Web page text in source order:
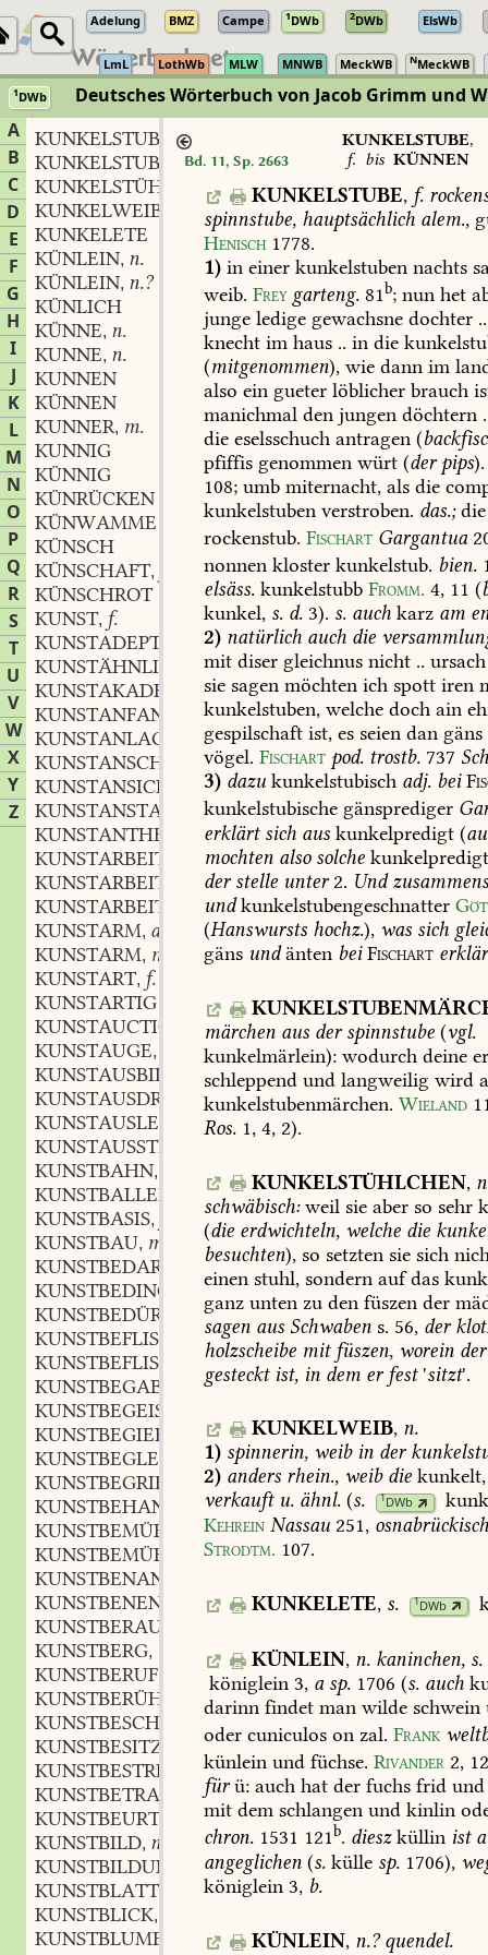
Adelung BMZ Campe 1DWb 2DWb ElsWb
LmL LothWb MLW MNWB MeckWB NMeckWB
1DWb Deutsches Wörterbuch von Jacob Grimm und
A
B
C
D
E
F
G
H
I
J
K
L
M
N
O
P
Q
R
S
T
U
V
W
X
Y
Z
KUNKELSTUBE ,f.
KUNKELSTUBENMÄRCHEN
KUNKELSTÜHLCHEN
,n.
KUNKELWEIB
KUNKELETE
KÜNLEIN, n.
KÜNLEIN, n.?
KÜNLICH
KÜNNE, n.
KUNNE, n.
KUNNEN
KÜNNEN
KUNNER, m.
KUNNIG
KÜNNIG
KÜNRÜCKEN
KÜNWAMME
KÜNSCH
KÜNSCHAFT,
KÜNSCHROT
KUNST, f.
KUNSTADEPT
KUNSTÄHNLICH
KUNSTAKADEMIE
,f.
KUNSTANFANG
m.
KUNSTANLAGE
KUNSTANSCHAUUNG,f.
KUNSTANSICHT
KUNSTANSTALT
f.
KUNSTANTHEIL
m.
KUNSTARBEIT
KUNSTARBEITEND
KUNSTARBEITER
m.
KUNSTARM, adj.
KUNSTARM, m.
KUNSTART, f.
KUNSTARTIG
KUNSTAUCTION
KUNSTAUGE,
KUNSTAUSBILDUNG,f.
KUNSTAUSDRUCK
,m.
KUNSTAUSLEGUNG,f.
KUNSTAUSSTELLUNG
KUNSTBAHN,
KUNSTBALLEN
KUNSTBASIS,
KUNSTBAU, m.
KUNSTBEDARF
KUNSTBEDINGUNG,f.
KUNSTBEDÜRFNIS
,n.
KUNSTBEFLISSEN
KUNSTBEFLISSENHEIT,f.
KUNSTBEGABT
KUNSTBEGEISTERUNG
KUNSTBEGIERIG
KUNSTBEGLEITER
,m.
KUNSTBEGRIFF
KUNSTBEHANDLUNG,f.
KUNSTBEMÜHEN
n.
KUNSTBEMÜHUNG,f.
KUNSTBENANNT
KUNSTBENENNUNG, f.
KUNSTBERAUBUNG
KUNSTBERG,
KUNSTBERUF
KUNSTBERÜHMT
KUNSTBESCHAUUNG
KUNSTBESITZ
KUNSTBESTREBUNG,f.
KUNSTBETRACHTUNG, f.
KUNSTBEURTHEILER, m.
KUNSTBILD, n.
KUNSTBILDUNG
KUNSTBLATT
KUNSTBLICK,
KUNSTBLUME
Bd. 11, Sp. 2663
KUNKELSTUBE,
f.bis KÜNNEN
KUNKELSTUBE, f.
spinnstube, hauptsächlich alem.,
Henisch 1778.
1) in einer kunkelstuben nachts
weib. Frey garteng. 81b; nun het
junge ledige gewachsne dochter ..
knecht im haus .. in die
(mitgenommen), wie dann im
also ein gueter löblicher brauch
manichmal den jungen döchtern
die eselsschuch antragen (
pfiffis genommen würt (derpips).
108; umb miternacht, als die
kunkelstuben verstroben. das.;die
rockenstub. Fischart Gargantua
nonnen kloster kunkelstub. bien.
elsäss. kunkelstubb Fromm. 4, 11 (
kunkel, s. d. 3). s. auch karz am
2) natürlich auch die
mit diser gleichnus nicht .. ursach
sie sagen möchten ich spott iren
kunkelstuben, welche doch ain
gespilschaft ist, es seien dan gäns
vögel. Fischart pod. trostb. 737
3) dazu kunkelstubisch adj. bei
kunkelstubische gänsprediger
erklärtsich aus kunkelpredigt (
mochten alsosolche
derstelle unter2. Und
undkunkelstubengeschnatter
(Hanswursts hochz.), was sich
gäns undänten bei Fischart
märchen aus derspinnstube (vgl.
kunkelmärlein): wodurch deine
schleppend und langweilig wird
kunkelstubenmärchen. Wieland
Ros. 1, 4, 2).
KUNKELSTÜHLCHEN,
schwäbisch:weil sie aber so sehr
(die erdwichteln, welche die
besuchten), so setzten sie sich
einen stuhl, sondern aufdas
ganz unten zu den füszen der
sagen aus Schwaben s. 56, der
holzscheibe mitfüszen, worein der
gestecktist, in dem erfest'sitzt'.
KUNKELWEIB, n.
1) spinnerin, weibin der
2) anders rhein., weibdie kunkelt,
verkauftu. ähnl. (s. 1DWb
Kehrein Nassau 251,
Strodtm. 107.
KUNKELETE, s. 1DWb
KÜNLEIN, n. kaninchen,s.
königlein 3, asp. 1706 (s. auch
darinn findet man wilde schwein
oder cuniculos on zal. Frank
künlein und füchse. Rivander 2,
fürü: auch hat der fuchs frid und
mit dem schlangen und kinlin
chron. 1531 121b. dieszküllin ist
angeglichen (s. külle sp. 1706),
königlein 3, b.
KÜNLEIN, n.? quendel.